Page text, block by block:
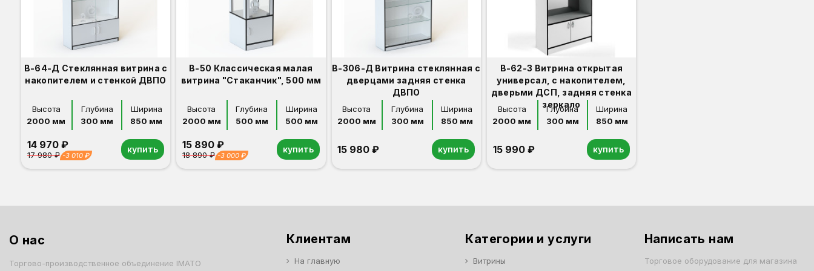
В-64-Д Стеклянная витрина с
накопителем и стенкой ДВПО
Высота
2000 мм
Глубина
300 мм
Ширина
850 мм
14 970 ₽
17 980 ₽ -3 010 ₽
купить
В-50 Классическая малая
витрина "Стаканчик", 500 мм
Высота
2000 мм
Глубина
500 мм
Ширина
500 мм
15 890 ₽
18 890 ₽ -3 000 ₽
купить
В-306-Д Витрина стеклянная с
дверцами задняя стенка
ДВПО
Высота
2000 мм
Глубина
300 мм
Ширина
850 мм
15 980 ₽ купить
В-62-З Витрина открытая
универсал, с накопителем,
дверьми ДСП, задняя стенка
зеркало
Высота
2000 мм
Глубина
300 мм
Ширина
850 мм
15 990 ₽ купить
О нас
Торгово-производственное объединение IMATO
Клиентам
На главную
Категории и услуги
Витрины
Написать нам
Торговое оборудование для магазина